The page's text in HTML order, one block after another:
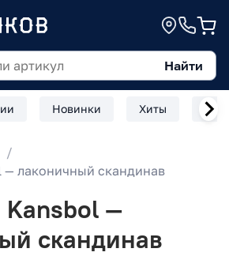
Найти
Новинки Хиты
лаконичный скандинав
—
скандинав